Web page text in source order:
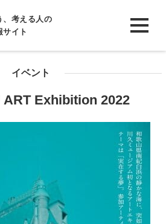
、考える人の
サイト
イベント
ART Exhibition 2022